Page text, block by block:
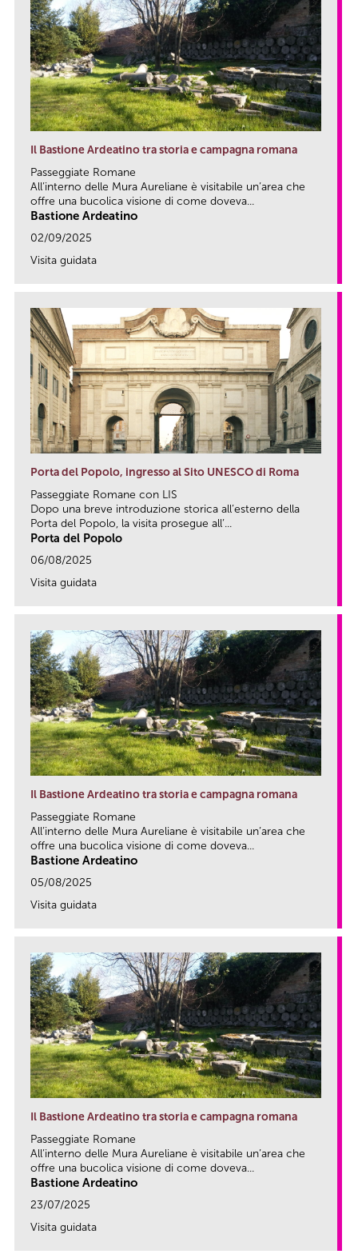
Il Bastione Ardeatino tra storia e campagna romana
Passeggiate Romane
All’interno delle Mura Aureliane è visitabile un’area che
offre una bucolica visione di come doveva...
Bastione Ardeatino
02/09/2025
Visita guidata
Porta del Popolo, ingresso al Sito UNESCO di Roma
Passeggiate Romane con LIS
Dopo una breve introduzione storica all’esterno della
Porta del Popolo, la visita prosegue all’...
Porta del Popolo
06/08/2025
Visita guidata
Il Bastione Ardeatino tra storia e campagna romana
Passeggiate Romane
All’interno delle Mura Aureliane è visitabile un’area che
offre una bucolica visione di come doveva...
Bastione Ardeatino
05/08/2025
Visita guidata
Il Bastione Ardeatino tra storia e campagna romana
Passeggiate Romane
All’interno delle Mura Aureliane è visitabile un’area che
offre una bucolica visione di come doveva...
Bastione Ardeatino
23/07/2025
Visita guidata